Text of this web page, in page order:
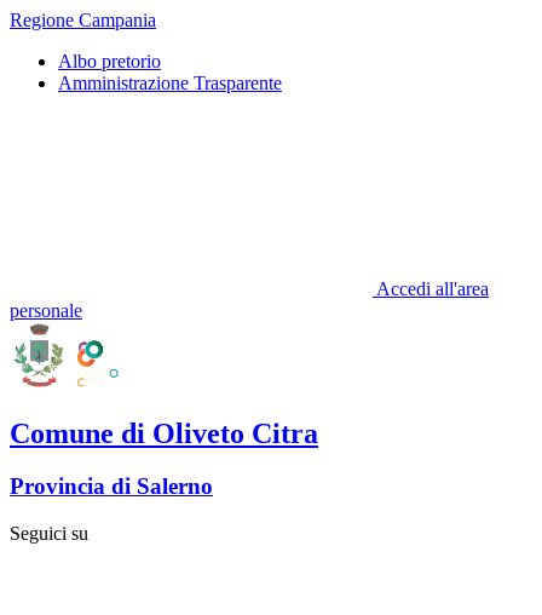
Regione Campania
Albo pretorio
Amministrazione Trasparente
Accedi all'area
personale
Comune di Oliveto Citra
Provincia di Salerno
Seguici su